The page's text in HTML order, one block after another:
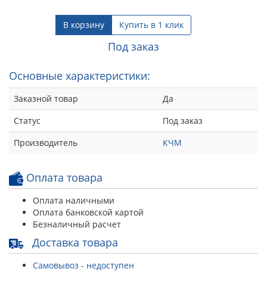
В корзину Купить в 1 клик
Под заказ
Основные характеристики:
Заказной товар
Да
Статус
Под заказ
Производитель
КЧМ
Оплата товара
Оплата наличными
Оплата банковской картой
Безналичный расчет
Доставка товара
Самовывоз - недоступен